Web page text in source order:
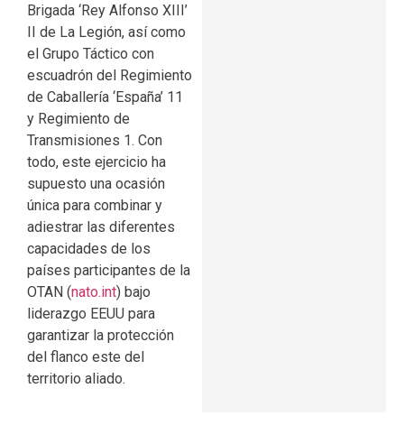
Brigada ‘Rey Alfonso XIII’
II de La Legión, así como
el Grupo Táctico con
escuadrón del Regimiento
de Caballería ‘España’ 11
y Regimiento de
Transmisiones 1. Con
todo, este ejercicio ha
supuesto una ocasión
única para combinar y
adiestrar las diferentes
capacidades de los
países participantes de la
OTAN (nato.int) bajo
liderazgo EEUU para
garantizar la protección
del flanco este del
territorio aliado.